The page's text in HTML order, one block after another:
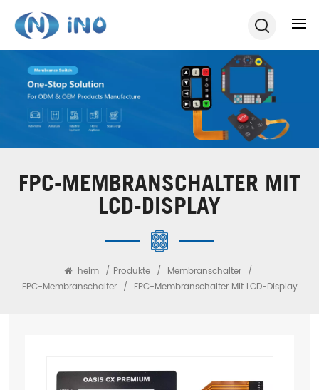
FPC-MEMBRANSCHALTER MIT
LCD-DISPLAY
heim / Produkte / Membranschalter /
FPC-Membranschalter / FPC-Membranschalter Mit LCD-Display